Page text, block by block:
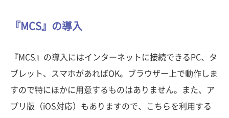
『MCS』の導入
『MCS』の導入にはインターネットに接続できるPC、タ
ブレット、スマホがあればOK。ブラウザー上で動作しま
すので特にほかに用意するものはありません。また、ア
プリ版（iOS対応）もありますので、こちらを利用する